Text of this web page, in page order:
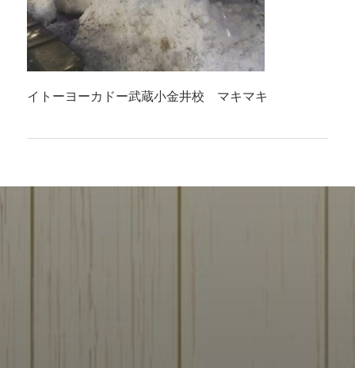
イトーヨーカドー武蔵小金井校 マキマキ